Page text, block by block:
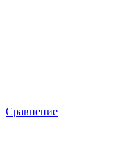
Сравнение